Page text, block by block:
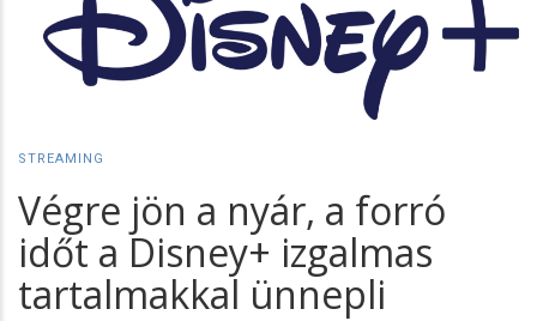
STREAMING
Végre jön a nyár, a forró
időt a Disney+ izgalmas
tartalmakkal ünnepli